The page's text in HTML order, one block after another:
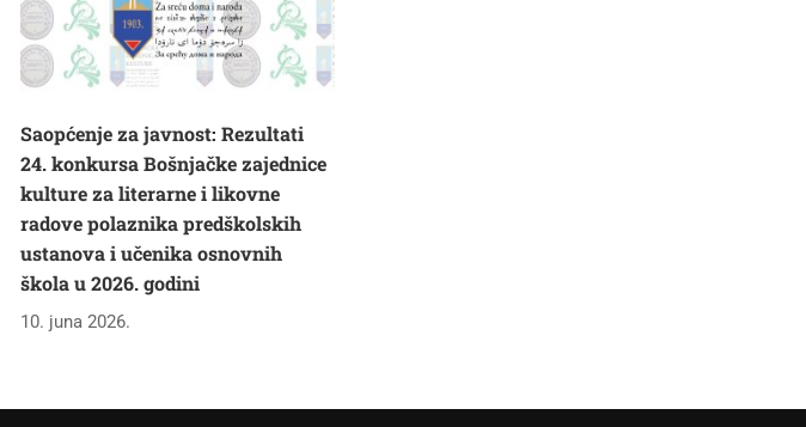
Saopćenje za javnost: Rezultati
24. konkursa Bošnjačke zajednice
kulture za literarne i likovne
radove polaznika predškolskih
ustanova i učenika osnovnih
škola u 2026. godini
10. juna 2026.